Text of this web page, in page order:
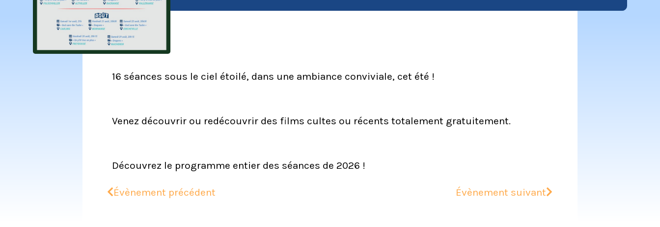
16 séances sous le ciel étoilé, dans une ambiance conviviale, cet été !
Venez découvrir ou redécouvrir des films cultes ou récents totalement gratuitement.
Découvrez le programme entier des séances de 2026 !
Évènement précédent Évènement suivant